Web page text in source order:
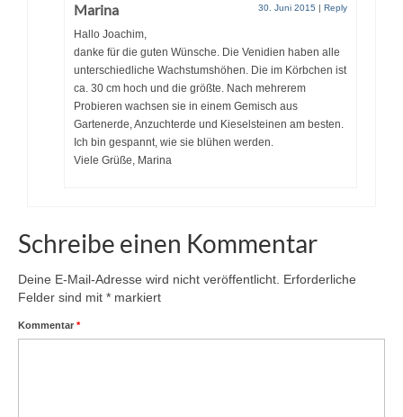
Marina 30. Juni 2015 Reply
Hallo Joachim,
danke für die guten Wünsche. Die Venidien haben alle
unterschiedliche Wachstumshöhen. Die im Körbchen ist
ca. 30 cm hoch und die größte. Nach mehrerem
Probieren wachsen sie in einem Gemisch aus
Gartenerde, Anzuchterde und Kieselsteinen am besten.
Ich bin gespannt, wie sie blühen werden.
Viele Grüße, Marina
Schreibe einen Kommentar
Deine E-Mail-Adresse wird nicht veröffentlicht. Erforderliche
Felder sind mit * markiert
Kommentar *